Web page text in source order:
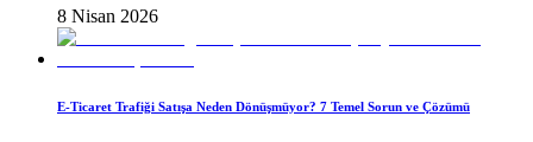
8 Nisan 2026
E-Ticaret Trafiği Satışa Neden Dönüşmüyor? 7 Temel Sorun ve Çözümü